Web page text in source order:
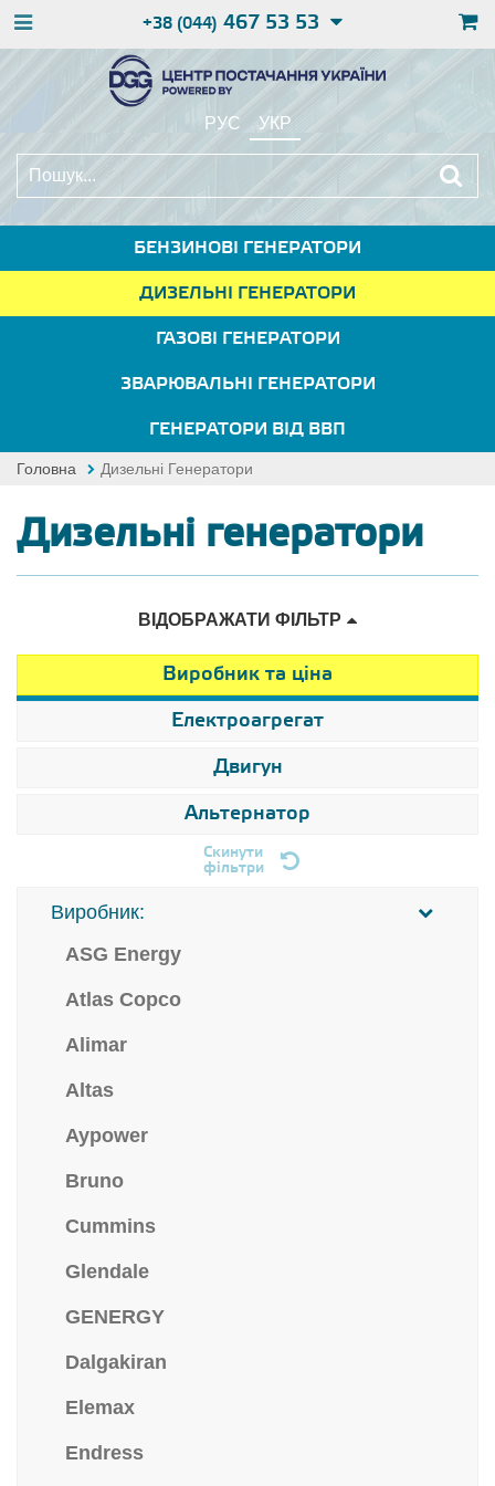
+38 (044) 467 53 53
РУС УКР
БЕНЗИНОВІ ГЕНЕРАТОРИ
ДИЗЕЛЬНІ ГЕНЕРАТОРИ
ГАЗОВІ ГЕНЕРАТОРИ
ЗВАРЮВАЛЬНІ ГЕНЕРАТОРИ
ГЕНЕРАТОРИ ВІД ВВП
Головна Дизельні Генератори
Дизельні генератори
ВІДОБРАЖАТИ ФІЛЬТР
Виробник та ціна
Електроагрегат
Двигун
Альтернатор
Скинути
фільтри
Виробник:
ASG Energy
Atlas Copco
Alimar
Altas
Aypower
Bruno
Cummins
Glendale
GENERGY
Dalgakiran
Elemax
Endress